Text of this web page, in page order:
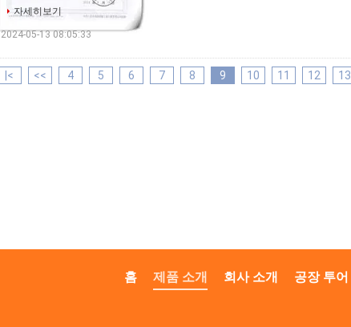
자세히보기
2024-05-13 08:05:33
|< << 4 5 6 7 8 9 10 11 12 13
공장 투어
회사 소개
제품 소개
홈